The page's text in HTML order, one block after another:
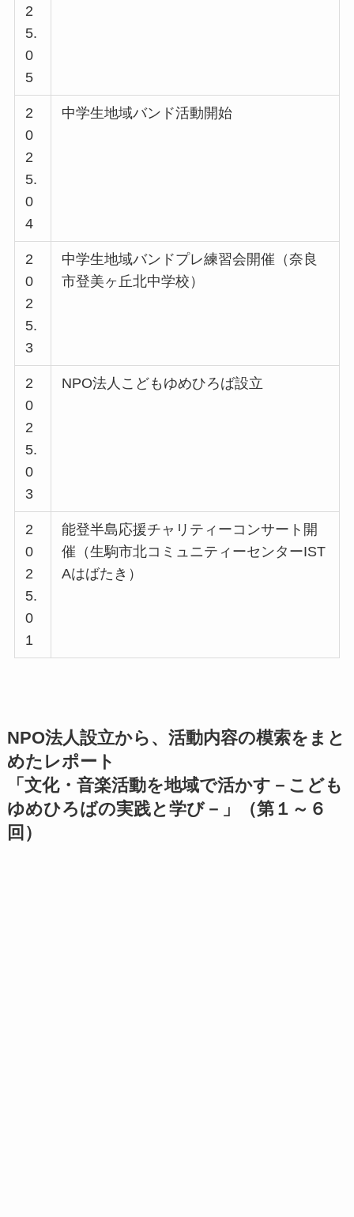
2
5.
0
5
2
0
2
5.
0
4
中学生地域バンド活動開始
2
0
2
5.
3
中学生地域バンドプレ練習会開催（奈良
市登美ヶ丘北中学校）
2
0
2
5.
0
3
NPO法人こどもゆめひろば設立
2
0
2
5.
0
1
能登半島応援チャリティーコンサート開
催（生駒市北コミュニティーセンターIST
Aはばたき）
NPO法人設立から、活動内容の模索をまと
めたレポート
「文化・音楽活動を地域で活かす－こども
ゆめひろばの実践と学び－」（第１～６
回）